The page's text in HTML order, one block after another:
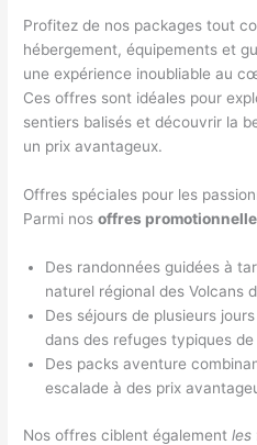
Profitez de nos packages tout
hébergement, équipements et
une expérience inoubliable au
Ces offres sont idéales pour
sentiers balisés et découvrir la
un prix avantageux.
Offres spéciales pour les
Parmi nosoffres
Des randonnées guidées à
naturel régional des Volcans
Des séjours de plusieurs
dans des refuges typiques de
Des packs aventure
escalade à des prix
Nos offres ciblent égalementles